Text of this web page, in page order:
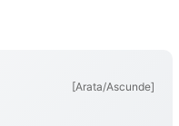
[Arata/Ascunde]